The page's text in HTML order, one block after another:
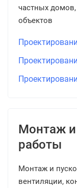
частных домов,
объектов
Монтаж и
работы
Монтаж и
вентиляции,